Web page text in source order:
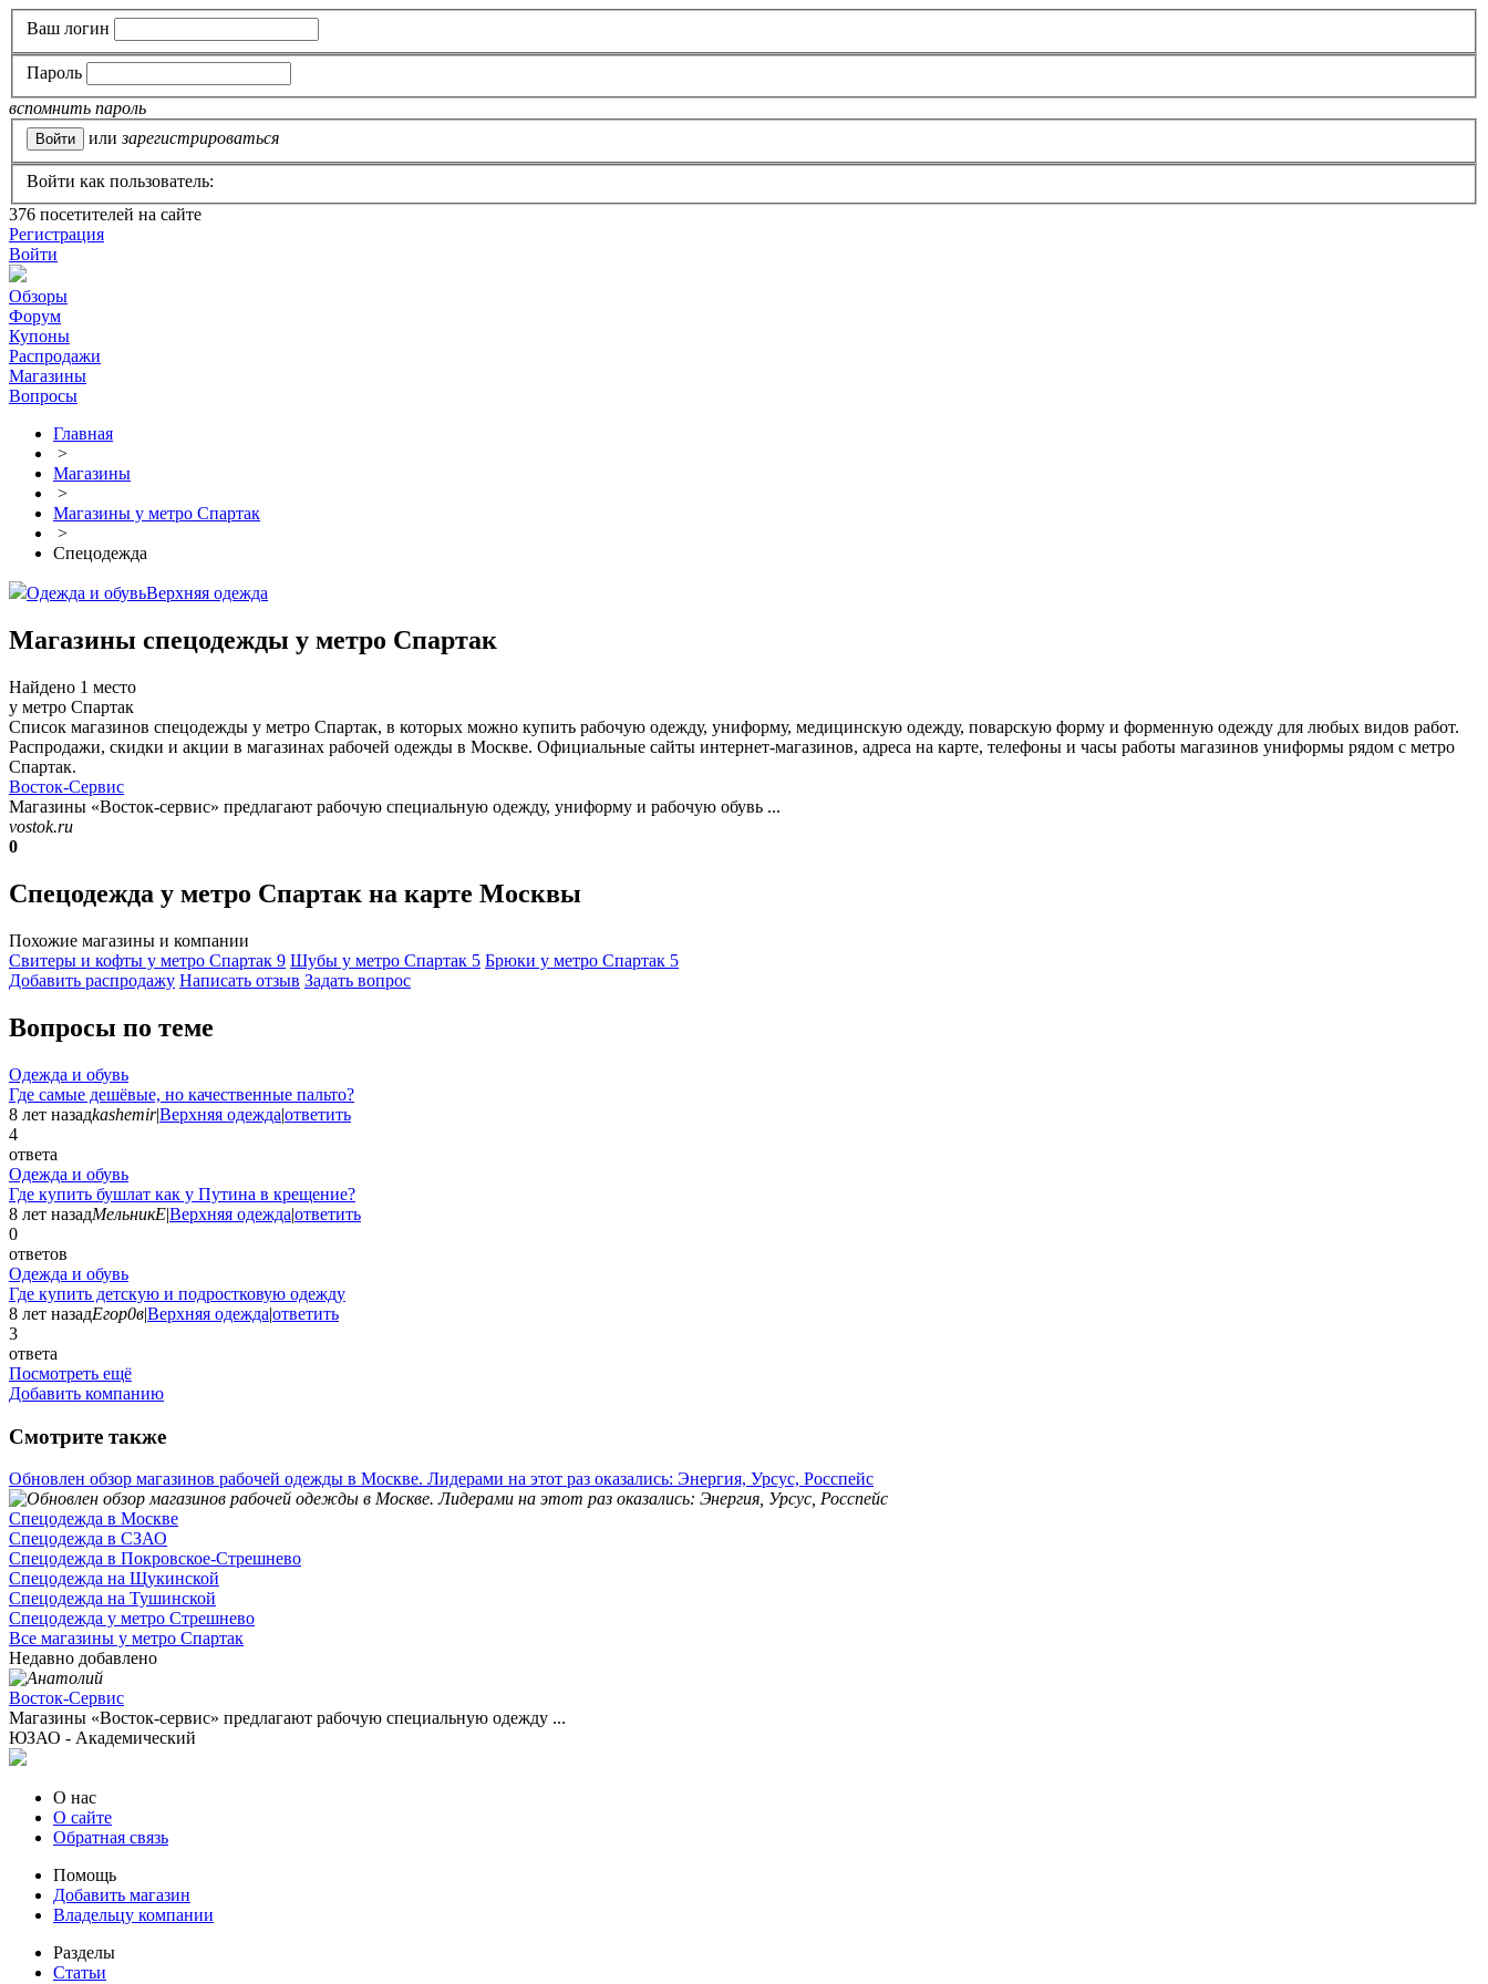
Ваш логин
Пароль
вспомнить пароль
или зарегистрироваться
Войти как пользователь:
376 посетителей на сайте
Регистрация
Войти
Обзоры
Форум
Купоны
Распродажи
Магазины
Вопросы
Главная
>
Магазины
>
Магазины у метро Спартак
>
Спецодежда
Одежда и обувьВерхняя одежда
Магазины спецодежды у метро Спартак
Найдено 1 место
у метро Спартак
Список магазинов спецодежды у метро Спартак, в которых можно купить рабочую одежду, униформу, медицинскую одежду, поварскую форму и форменную одежду для любых видов работ.
Распродажи, скидки и акции в магазинах рабочей одежды в Москве. Официальные сайты интернет-магазинов, адреса на карте, телефоны и часы работы магазинов униформы рядом с метро
Спартак.
Восток-Сервис
Магазины «Восток-сервис» предлагают рабочую специальную одежду, униформу и рабочую обувь ...
vostok.ru
0
Спецодежда у метро Спартак на карте Москвы
Похожие магазины и компании
Свитеры и кофты у метро Спартак 9 Шубы у метро Спартак 5 Брюки у метро Спартак 5
Добавить раcпродажу Написать отзыв Задать вопрос
Вопросы по теме
Одежда и обувь
Где самые дешёвые, но качественные пальто?
8 лет назадkashemir|Верхняя одежда|ответить
4
ответа
Одежда и обувь
Где купить бушлат как у Путина в крещение?
8 лет назадМельникЕ|Верхняя одежда|ответить
0
ответов
Одежда и обувь
Где купить детскую и подростковую одежду
8 лет назадЕгор0в|Верхняя одежда|ответить
3
ответа
Посмотреть ещё
Добавить компанию
Смотрите также
Обновлен обзор магазинов рабочей одежды в Москве. Лидерами на этот раз оказались: Энергия, Урсус, Росспейс
Спецодежда в Москве
Спецодежда в СЗАО
Спецодежда в Покровское-Стрешнево
Спецодежда на Щукинской
Спецодежда на Тушинской
Спецодежда у метро Стрешнево
Все магазины у метро Спартак
Недавно добавлено
Восток-Сервис
Магазины «Восток-сервис» предлагают рабочую специальную одежду ...
ЮЗАО - Академический
О нас
О сайте
Обратная связь
Помощь
Добавить магазин
Владельцу компании
Разделы
Статьи